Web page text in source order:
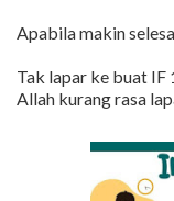
Apabila makin
Tak lapar ke buat IF
Allah kurang rasa